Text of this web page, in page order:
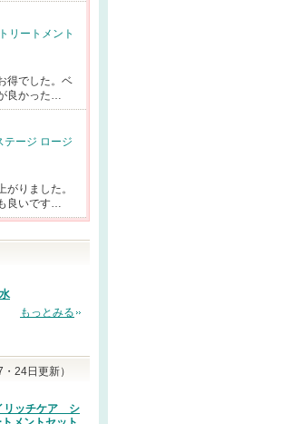
リートメント
得でした。ベ
良かった…
テージ ロージ
がりました。
良いです…
もっとみる
24日更新）
ッチケア シ